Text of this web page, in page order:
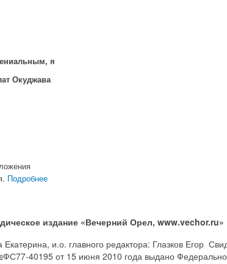
я
Окуджава
Подробнее
издание «Вечерний Орел, www.vechor.ru»
Екатерина, и.о. главного редактора: Глазков Егор
40195 от 15 июня 2010 года выдано